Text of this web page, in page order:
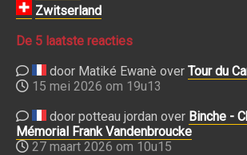
Zwitserland
De 5 laatste reacties
door Matiké Ewanè over Tour du
15 mei 2026 om 19u13
door potteau jordan over Binche -
Mémorial Frank Vandenbroucke
27 maart 2026 om 10u15